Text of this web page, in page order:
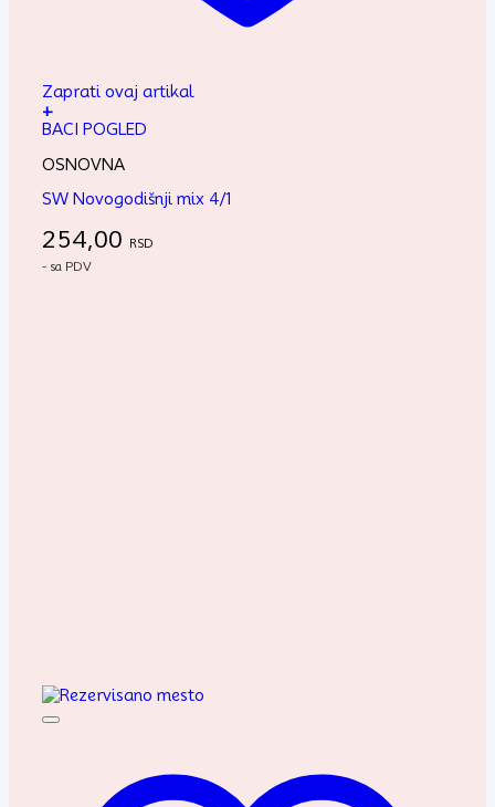
Zaprati ovaj artikal
+
BACI POGLED
OSNOVNA
SW Novogodišnji mix 4/1
254,00 RSD
- sa PDV